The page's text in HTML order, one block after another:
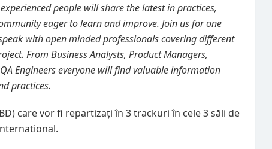
people will share the latest in practices,
eager to learn and improve. Join us for one
with open minded professionals covering different
From Business Analysts, Product Managers,
Engineers everyone will find valuable information
practices.
care vor fi repartizați în 3 trackuri în cele 3 săli de